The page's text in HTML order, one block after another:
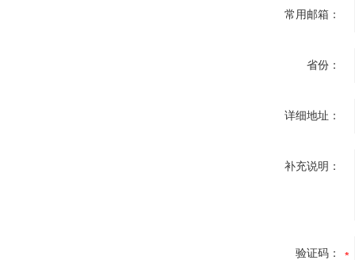
常用邮箱：
省份：
详细地址：
补充说明：
验证码：